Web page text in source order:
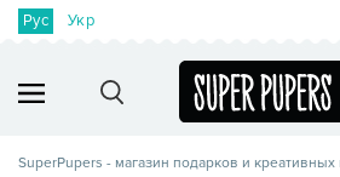
Рус Укр
SuperPupers - магазин подарков и